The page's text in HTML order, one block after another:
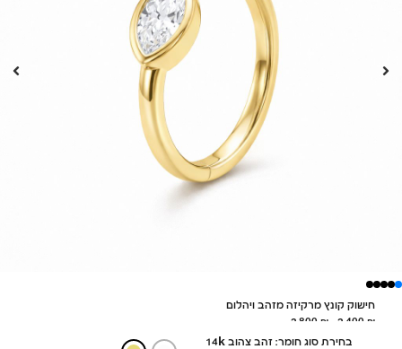
חישוק קונץ מרקיזה מזהב ויהלום
2,400 ₪
2,800 ₪
בחירת סוג חומר: זהב צהוב 14k